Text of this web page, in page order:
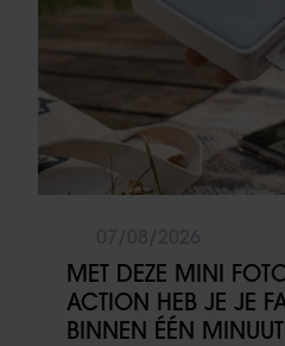
MET DEZE MINI
ACTION HEB JE JE
BINNEN ÉÉN